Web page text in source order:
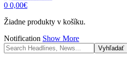
0 0,00€
Žiadne produkty v košíku.
Notification Show More